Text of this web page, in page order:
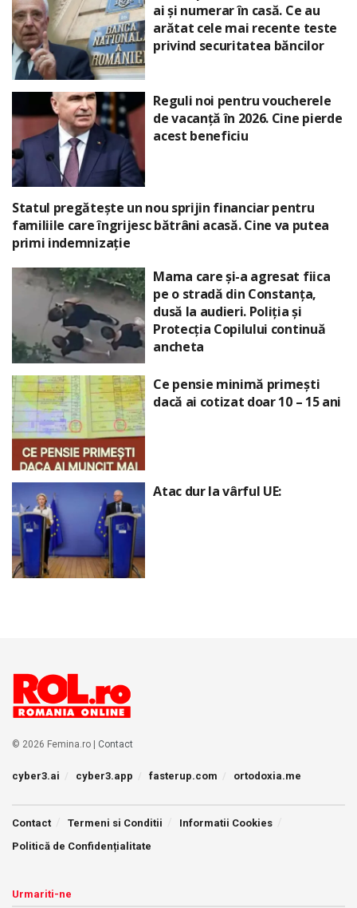
ai și numerar în casă. Ce au
arătat cele mai recente teste
privind securitatea băncilor
Reguli noi pentru voucherele
de vacanță în 2026. Cine pierde
acest beneficiu
Statul pregătește un nou sprijin financiar pentru
familiile care îngrijesc bătrâni acasă. Cine va putea
primi indemnizație
Mama care și-a agresat fiica
pe o stradă din Constanța,
dusă la audieri. Poliția și
Protecția Copilului continuă
ancheta
Ce pensie minimă primești
dacă ai cotizat doar 10 – 15 ani
Atac dur la vârful UE:
© 2026 Femina.ro | Contact
cyber3.ai cyber3.app fasterup.com ortodoxia.me
Contact Termeni si Conditii
Informatii Cookies
Politică de Confidențialitate
Urmariti-ne